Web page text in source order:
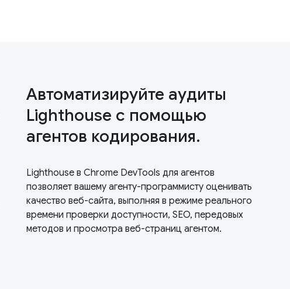
Автоматизируйте аудиты
Lighthouse с помощью
агентов кодирования.
Lighthouse в Chrome DevTools для агентов
позволяет вашему агенту-программисту оценивать
качество веб-сайта, выполняя в режиме реального
времени проверки доступности, SEO, передовых
методов и просмотра веб-страниц агентом.